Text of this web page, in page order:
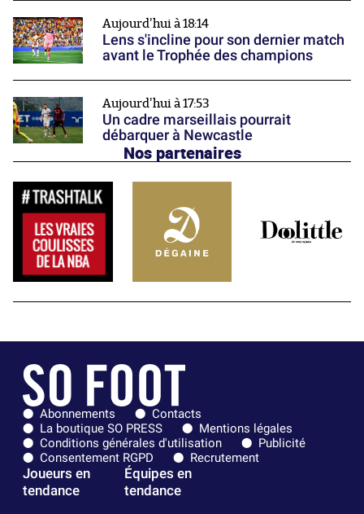
Aujourd'hui à 18:14
Lens s'incline pour son dernier match
avant le Trophée des champions
Aujourd'hui à 17:53
Un cadre marseillais pourrait
débarquer à Newcastle
Nos partenaires
Abonnements
Contacts
La boutique SO PRESS
Mentions légales
Conditions générales d'utilisation
Publicité
Consentement RGPD
Recrutement
Joueurs en
tendance
Équipes en
tendance